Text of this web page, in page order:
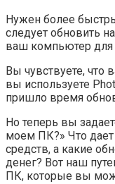
Нужен более
следует обновить
ваш компьютер для
Вы чувствуете, что
вы используете
пришло время
Но теперь вы
моем ПК?» Что
средств, а какие
денег? Вот наш
ПК, которые вы